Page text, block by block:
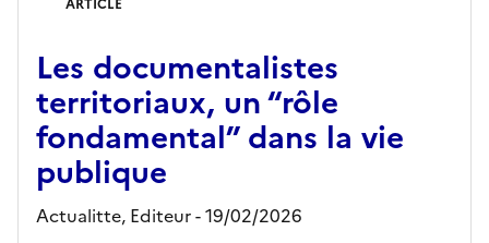
ARTICLE
Les documentalistes
territoriaux, un “rôle
fondamental” dans la vie
publique
Actualitte, Editeur- 19/02/2026